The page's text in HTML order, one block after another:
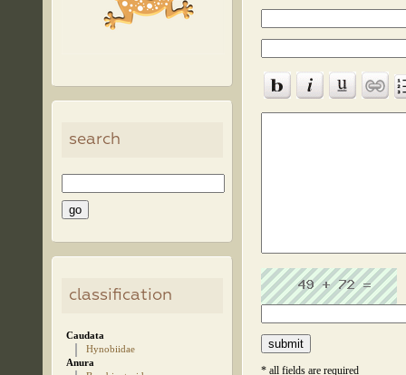
search
classification
Caudata
Hynobiidae
Anura
* all fields are required